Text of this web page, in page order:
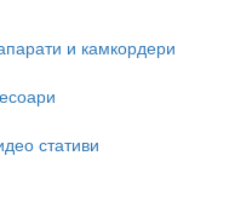
и камкордери
стативи